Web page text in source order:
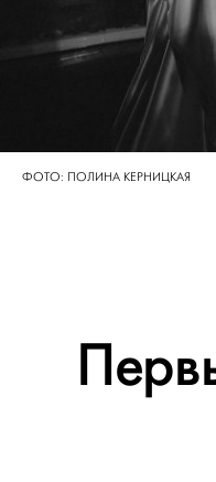
ФОТО: ПОЛИНА КЕРНИЦКАЯ